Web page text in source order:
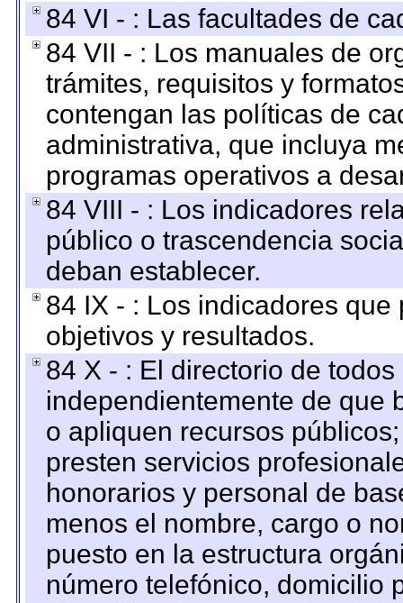
84 VI - : Las facultades de
84 VII - : Los manuales de
trámites, requisitos y
contengan las políticas de
administrativa, que incluya
programas operativos a
84 VIII - : Los indicadores
público o trascendencia
deban establecer.
84 IX - : Los indicadores
objetivos y resultados.
84 X - : El directorio de
independientemente de que
o apliquen recursos
presten servicios
honorarios y personal de
menos el nombre, cargo o
puesto en la estructura
número telefónico, domicilio